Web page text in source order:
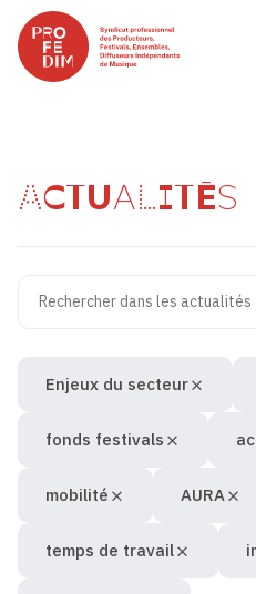
ACTUALITÉS
Recherche
Enjeux du secteur
fonds festivals
mobilité AURA
temps de travail